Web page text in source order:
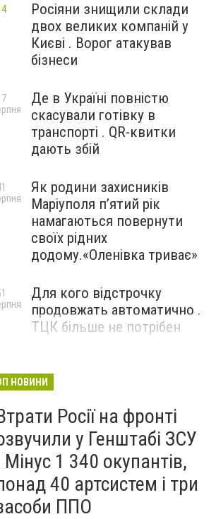
Росіяни знищили склади
двох великих компаній у
Києві . Ворог атакував
бізнеси
Де в Україні повністю
скасували готівку в
транспорті . QR-квитки
дають збій
Як родини захисників
Маріуполя пʼятий рік
намагаються повернути
своїх рідних
додому.«Оленівка триває»
Для кого відстрочку
продовжать автоматично .
ТЦК більше не потрібен
НОВИНИ
Росії на фронті
у Генштабі ЗСУ
Мінус 1 340 окупантів,
40 артсистем і три
ППО